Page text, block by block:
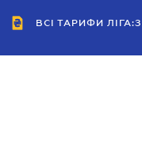
ВСІ ТАРИФИ